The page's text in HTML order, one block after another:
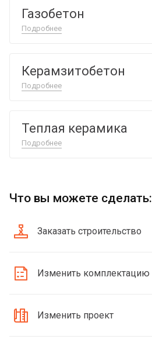
Газобетон
Подробнее
Керамзитобетон
Подробнее
Теплая керамика
Подробнее
Что вы можете сделать:
Заказать строительство
Изменить комплектацию
Изменить проект